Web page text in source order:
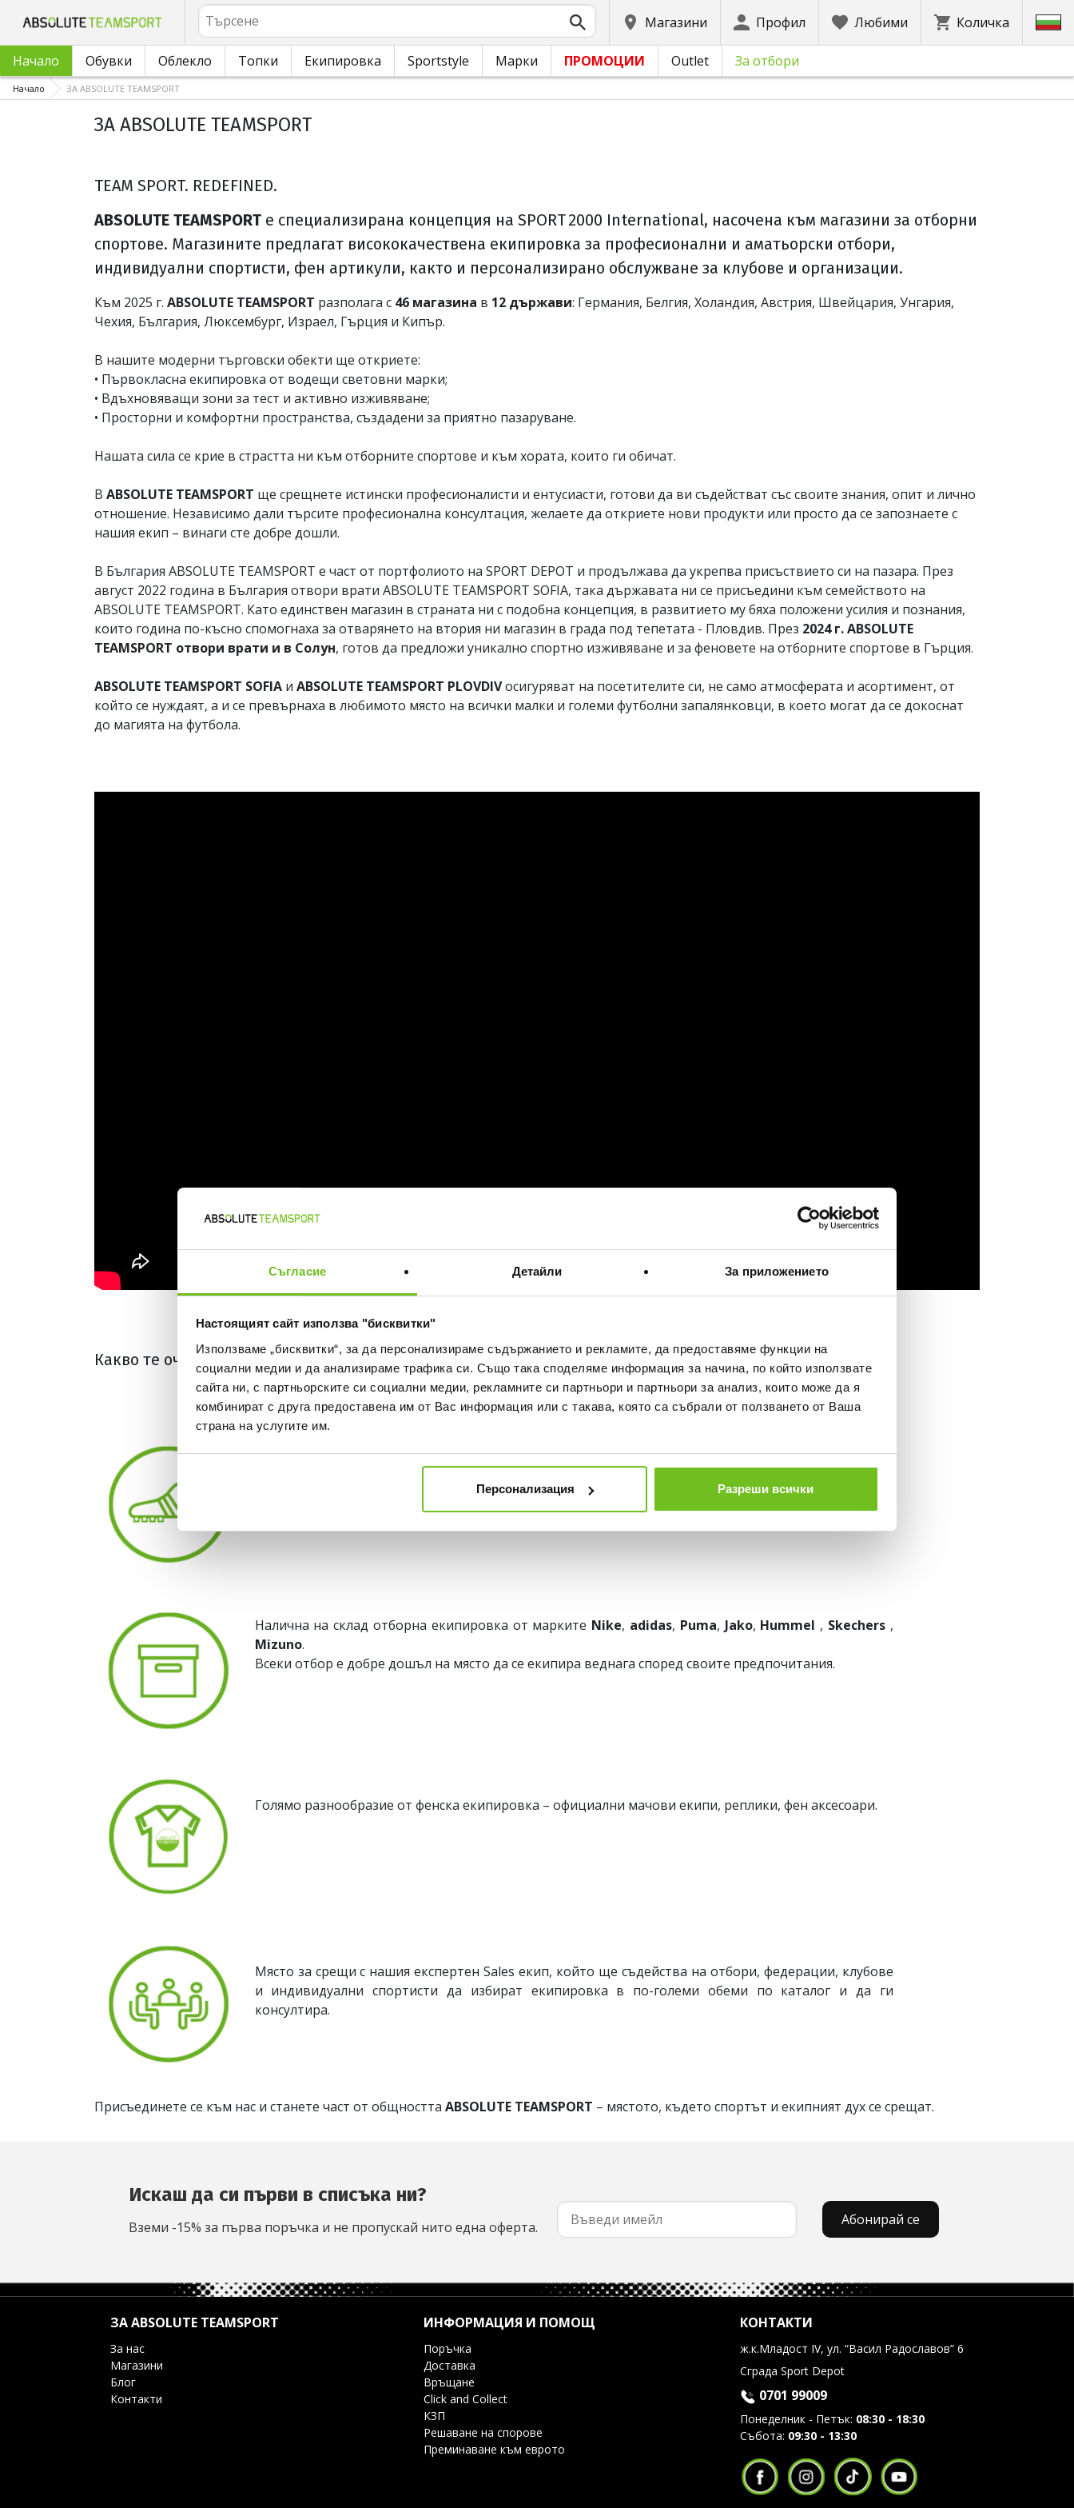
Съгласие Детайли За приложението
Настоящият сайт използва "бисквитки"
Използваме „бисквитки“, за да персонализираме съдържанието и рекламите, да предоставяме функции на
социални медии и да анализираме трафика си. Също така споделяме информация за начина, по който използвате
сайта ни, с партньорските си социални медии, рекламните си партньори и партньори за анализ, които може да я
комбинират с друга предоставена им от Вас информация или с такава, която са събрали от ползването от Ваша
страна на услугите им.
Персонализация Разреши всички
Търсене
Магазини Профил Любими Количка
Начало Обувки Облекло Топки Екипировка Sportstyle Марки ПРОМОЦИИ Outlet За отбори
Начало ЗА ABSOLUTE TEAMSPORT
ЗА ABSOLUTE TEAMSPORT
TEAM SPORT. REDEFINED.
ABSOLUTE TEAMSPORT е специализирана концепция на SPORT 2000 International, насочена към магазини за отборни
спортове. Магазините предлагат висококачествена екипировка за професионални и аматьорски отбори,
индивидуални спортисти, фен артикули, както и персонализирано обслужване за клубове и организации.
Към 2025 г. ABSOLUTE TEAMSPORT разполага с 46 магазина в 12 държави: Германия, Белгия, Холандия, Австрия, Швейцария, Унгария,
Чехия, България, Люксембург, Израел, Гърция и Кипър.
В нашите модерни търговски обекти ще откриете:
• Първокласна екипировка от водещи световни марки;
• Вдъхновяващи зони за тест и активно изживяване;
• Просторни и комфортни пространства, създадени за приятно пазаруване.
Нашата сила се крие в страстта ни към отборните спортове и към хората, които ги обичат.
В ABSOLUTE TEAMSPORT ще срещнете истински професионалисти и ентусиасти, готови да ви съдействат със своите знания, опит и лично
отношение. Независимо дали търсите професионална консултация, желаете да откриете нови продукти или просто да се запознаете с
нашия екип – винаги сте добре дошли.
В България ABSOLUTE TEAMSPORT е част от портфолиото на SPORT DEPOT и продължава да укрепва присъствието си на пазара. През
август 2022 година в България отвори врати ABSOLUTE TEAMSPORT SOFIA, така държавата ни се присъедини към семейството на
ABSOLUTE TEAMSPORT. Като единствен магазин в страната ни с подобна концепция, в развитието му бяха положени усилия и познания,
които година по-късно спомогнаха за отварянето на втория ни магазин в града под тепетата - Пловдив. През 2024 г. ABSOLUTE
TEAMSPORT отвори врати и в Солун, готов да предложи уникално спортно изживяване и за феновете на отборните спортове в Гърция.
ABSOLUTE TEAMSPORT SOFIA и ABSOLUTE TEAMSPORT PLOVDIVосигуряват на посетителите си, не само атмосферата и асортимент, от
който се нуждаят, а и се превърнаха в любимото място на всички малки и големи футболни запалянковци, в което могат да се докоснат
до магията на футбола.
Какво те очаква в магазина ни
Впечатляващо разнообразие от специализирани футболни обувки и ексклузивни модели, които
Налична на склад отборна екипировка от марките Nike, adidas, Puma, Jako, Hummel , Skechers,
Mizuno.
Всеки отбор е добре дошъл на място да се екипира веднага според своите предпочитания.
Голямо разнообразие от фенска екипировка – официални мачови екипи, реплики, фен аксесоари.
Място за срещи с нашия експертен Sales екип, който ще съдейства на отбори, федерации, клубове
и индивидуални спортисти да избират екипировка в по-големи обеми по каталог и да ги
консултира.
Присъединете се към нас и станете част от общността ABSOLUTE TEAMSPORT – мястото, където спортът и екипният дух се срещат.
Искаш да си първи в списъка ни?
Вземи -15% за първа поръчка и не пропускай нито една оферта. Абонирай се
ЗА ABSOLUTE TEAMSPORT
За нас
Магазини
Блог
Контакти
ИНФОРМАЦИЯ И ПОМОЩ
Поръчка
Доставка
Връщане
Click and Collect
КЗП
Решаване на спорове
Преминаване към еврото
КОНТАКТИ
ж.к.Младост IV, ул. “Васил Радославов” 6
Сграда Sport Depot
0701 99009
Понеделник - Петък: 08:30 - 18:30
Събота: 09:30 - 13:30